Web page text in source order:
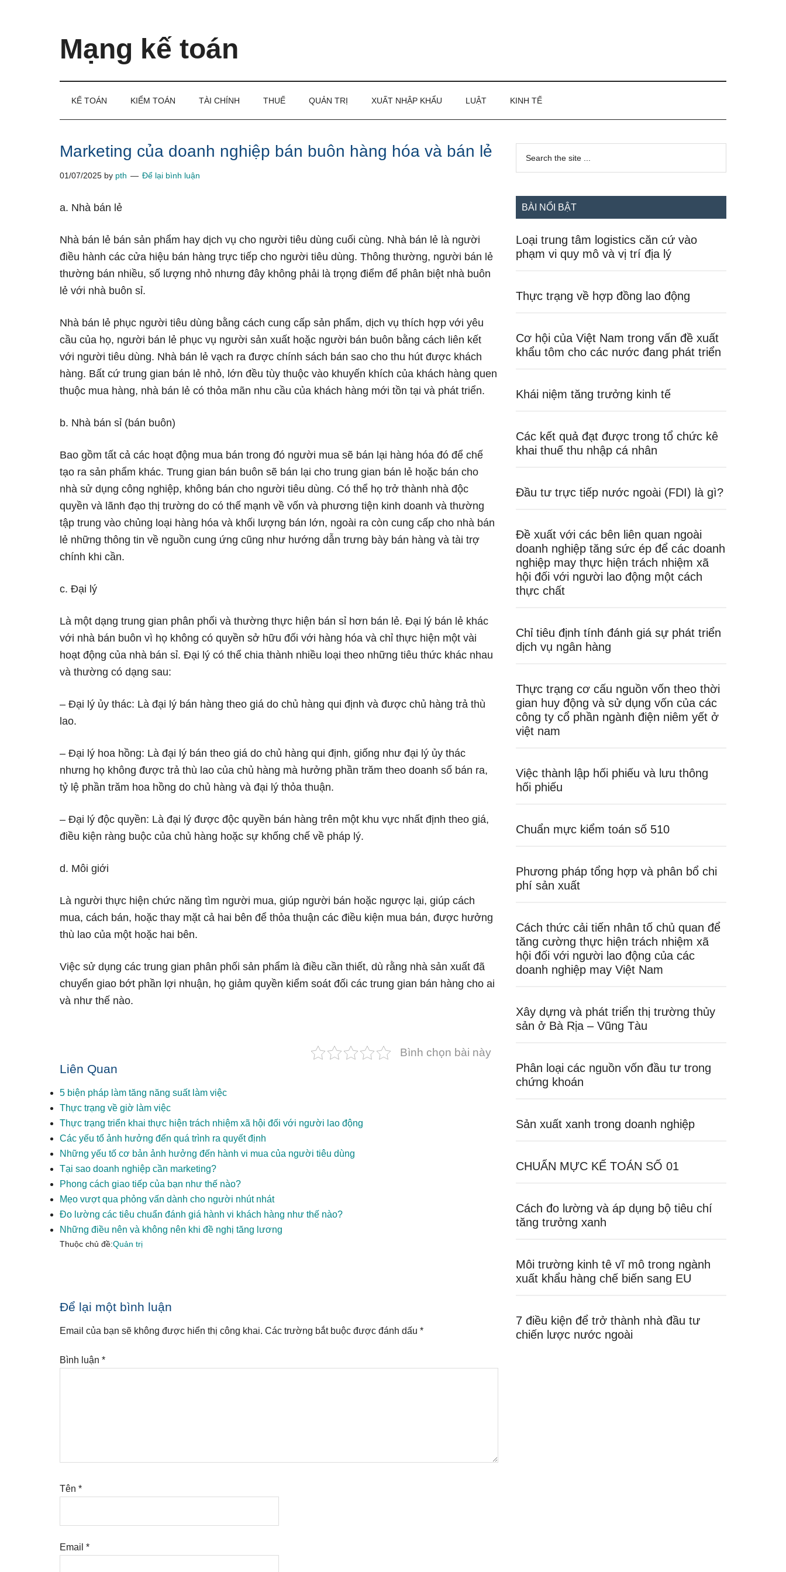
Mạng kế toán
làm
toán
KẾ TOÁN KIỂM TOÁN TÀI CHÍNH THUẾ QUẢN TRỊ XUẤT NHẬP KHẨU LUẬT KINH TẾ
Marketing của doanh nghiệp bán buôn hàng hóa và bán lẻ
01/07/2025 by pth Để lại bình luận
a. Nhà bán lẻ
Nhà bán lẻ bán sản phẩm hay dịch vụ cho người tiêu dùng cuối cùng. Nhà bán lẻ là người
điều hành các cửa hiệu bán hàng trực tiếp cho người tiêu dùng. Thông thường, người bán lẻ
thường bán nhiều, số lượng nhỏ nhưng đây không phải là trọng điểm để phân biệt nhà buôn
lẻ với nhà buôn sỉ.
Nhà bán lẻ phục người tiêu dùng bằng cách cung cấp sản phẩm, dịch vụ thích hợp với yêu
cầu của họ, người bán lẻ phục vụ người sản xuất hoặc người bán buôn bằng cách liên kết
với người tiêu dùng. Nhà bán lẻ vạch ra được chính sách bán sao cho thu hút được khách
hàng. Bất cứ trung gian bán lẻ nhỏ, lớn đều tùy thuộc vào khuyến khích của khách hàng quen
thuộc mua hàng, nhà bán lẻ có thỏa mãn nhu cầu của khách hàng mới tồn tại và phát triển.
b. Nhà bán sỉ (bán buôn)
Bao gồm tất cả các hoạt động mua bán trong đó người mua sẽ bán lại hàng hóa đó để chế
tạo ra sản phẩm khác. Trung gian bán buôn sẽ bán lại cho trung gian bán lẻ hoặc bán cho
nhà sử dụng công nghiệp, không bán cho người tiêu dùng. Có thể họ trở thành nhà độc
quyền và lãnh đạo thị trường do có thế mạnh về vốn và phương tiện kinh doanh và thường
tập trung vào chủng loại hàng hóa và khối lượng bán lớn, ngoài ra còn cung cấp cho nhà bán
lẻ những thông tin về nguồn cung ứng cũng như hướng dẫn trưng bày bán hàng và tài trợ
chính khi cần.
c. Đại lý
Là một dạng trung gian phân phối và thường thực hiện bán sỉ hơn bán lẻ. Đại lý bán lẻ khác
với nhà bán buôn vì họ không có quyền sở hữu đối với hàng hóa và chỉ thực hiện một vài
hoạt động của nhà bán sỉ. Đại lý có thể chia thành nhiều loại theo những tiêu thức khác nhau
và thường có dạng sau:
– Đại lý ủy thác: Là đại lý bán hàng theo giá do chủ hàng qui định và được chủ hàng trả thù
lao.
– Đại lý hoa hồng: Là đại lý bán theo giá do chủ hàng qui định, giống như đại lý ủy thác
nhưng họ không được trả thù lao của chủ hàng mà hưởng phần trăm theo doanh số bán ra,
tỷ lệ phần trăm hoa hồng do chủ hàng và đại lý thỏa thuận.
– Đại lý độc quyền: Là đại lý được độc quyền bán hàng trên một khu vực nhất định theo giá,
điều kiện ràng buộc của chủ hàng hoặc sự khống chế về pháp lý.
d. Môi giới
Là người thực hiện chức năng tìm người mua, giúp người bán hoặc ngược lại, giúp cách
mua, cách bán, hoặc thay mặt cả hai bên để thỏa thuận các điều kiện mua bán, được hưởng
thù lao của một hoặc hai bên.
Việc sử dụng các trung gian phân phối sản phẩm là điều cần thiết, dù rằng nhà sản xuất đã
chuyển giao bớt phần lợi nhuận, họ giảm quyền kiểm soát đối các trung gian bán hàng cho ai
và như thế nào.
Bình chọn bài này
Liên Quan
5 biện pháp làm tăng năng suất làm việc
Thực trạng về giờ làm việc
Thực trạng triển khai thực hiện trách nhiệm xã hội đối với người lao động
Các yếu tố ảnh hưởng đến quá trình ra quyết định
Những yếu tố cơ bản ảnh hưởng đến hành vi mua của người tiêu dùng
Tại sao doanh nghiệp cần marketing?
Phong cách giao tiếp của bạn như thế nào?
Mẹo vượt qua phỏng vấn dành cho người nhút nhát
Đo lường các tiêu chuẩn đánh giá hành vi khách hàng như thế nào?
Những điều nên và không nên khi đề nghị tăng lương
Thuộc chủ đề:Quản trị
Reader
Interactions
Để lại một bình luận
Email của bạn sẽ không được hiển thị công khai. Các trường bắt buộc được đánh dấu *
Bình luận *
Tên *
Email *
Sidebar
chính
...
BÀI NỔI BẬT
Loại trung tâm logistics căn cứ vào
phạm vi quy mô và vị trí địa lý
Thực trạng về hợp đồng lao động
Cơ hội của Việt Nam trong vấn đề xuất
khẩu tôm cho các nước đang phát triển
Khái niệm tăng trưởng kinh tế
Các kết quả đạt được trong tổ chức kê
khai thuế thu nhập cá nhân
Đầu tư trực tiếp nước ngoài (FDI) là gì?
Đề xuất với các bên liên quan ngoài
doanh nghiệp tăng sức ép để các doanh
nghiệp may thực hiện trách nhiệm xã
hội đối với người lao động một cách
thực chất
Chỉ tiêu định tính đánh giá sự phát triển
dịch vụ ngân hàng
Thực trạng cơ cấu nguồn vốn theo thời
gian huy động và sử dụng vốn của các
công ty cổ phần ngành điện niêm yết ở
việt nam
Việc thành lập hối phiếu và lưu thông
hối phiếu
Chuẩn mực kiểm toán số 510
Phương pháp tổng hợp và phân bổ chi
phí sản xuất
Cách thức cải tiến nhân tố chủ quan để
tăng cường thực hiện trách nhiệm xã
hội đối với người lao động của các
doanh nghiệp may Việt Nam
Xây dựng và phát triển thị trường thủy
sản ở Bà Rịa – Vũng Tàu
Phân loại các nguồn vốn đầu tư trong
chứng khoán
Sản xuất xanh trong doanh nghiệp
CHUẨN MỰC KẾ TOÁN SỐ 01
Cách đo lường và áp dụng bộ tiêu chí
tăng trưởng xanh
Môi trường kinh tê vĩ mô trong ngành
xuất khẩu hàng chế biến sang EU
7 điều kiện để trở thành nhà đầu tư
chiến lược nước ngoài